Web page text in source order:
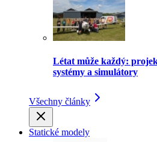
Létat může každý:
systémy a simulátory
Všechny články
Statické modely